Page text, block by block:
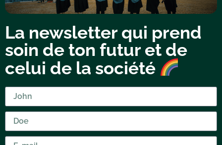
La newsletter qui prend
soin de ton futur et de
celui de la société